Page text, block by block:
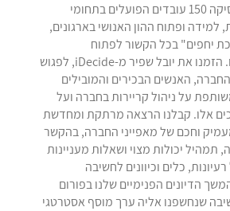
כחברת יעוץ ניהולי המעסיקה 150 עובדים הפועלים בתחומי
למידה ופתוח ההון האנושי בארגונים,
יחפים" בכל הקשור לפתוח
והתפתחות האנשים שלנו. הזמנו את יובל שפיר מ-iDecide, לפגוש
האנשים הבכירים והמובילים
על ניהול קריירות בחברה ועל
אלו. קבלנו הרצאה מרתקת ומחדשת
וחכם של מאפייני החברה, בהקשר
יכולות מצוי ושאלות מעניינות
כלים וכיוונים לחשיבה
הדיונים הפנימיים שלנו בפורום
שנחשפנו אליה ערך מוסף אסטרטגי